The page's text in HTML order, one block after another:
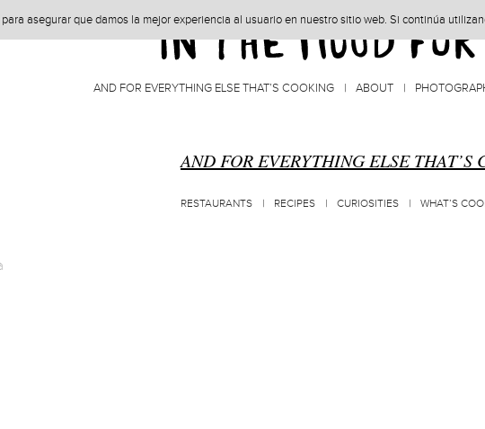
AND FOR EVERYTHING ELSE THAT’S COOKING ABOUT
AND FOR EVERYTHING ELSE THAT’S
RESTAURANTS RECIPES CURIOSITIES WHAT’S
asegurar que damos la mejor experiencia al usuario en nuestro sitio web. Si continúa